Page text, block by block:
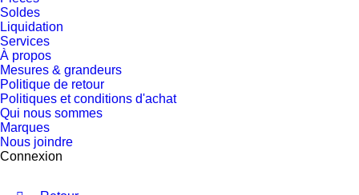
Soldes
Liquidation
Services
À propos
Mesures & grandeurs
Politique de retour
Politiques et conditions d'achat
Qui nous sommes
Marques
Nous joindre
Connexion